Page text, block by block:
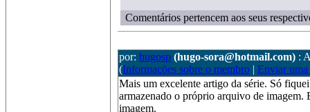
Comentários pertencem aos seus
por: hugosp (hugo-sora@hotmail.com) :
(Informações sobre o membro | Enviar uma
Mais um excelente artigo da série. Só
armazenado o próprio arquivo de imagem.
imagem.